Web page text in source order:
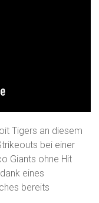
Tigers an diesem
bei einer
Giants ohne Hit
eines
bereits